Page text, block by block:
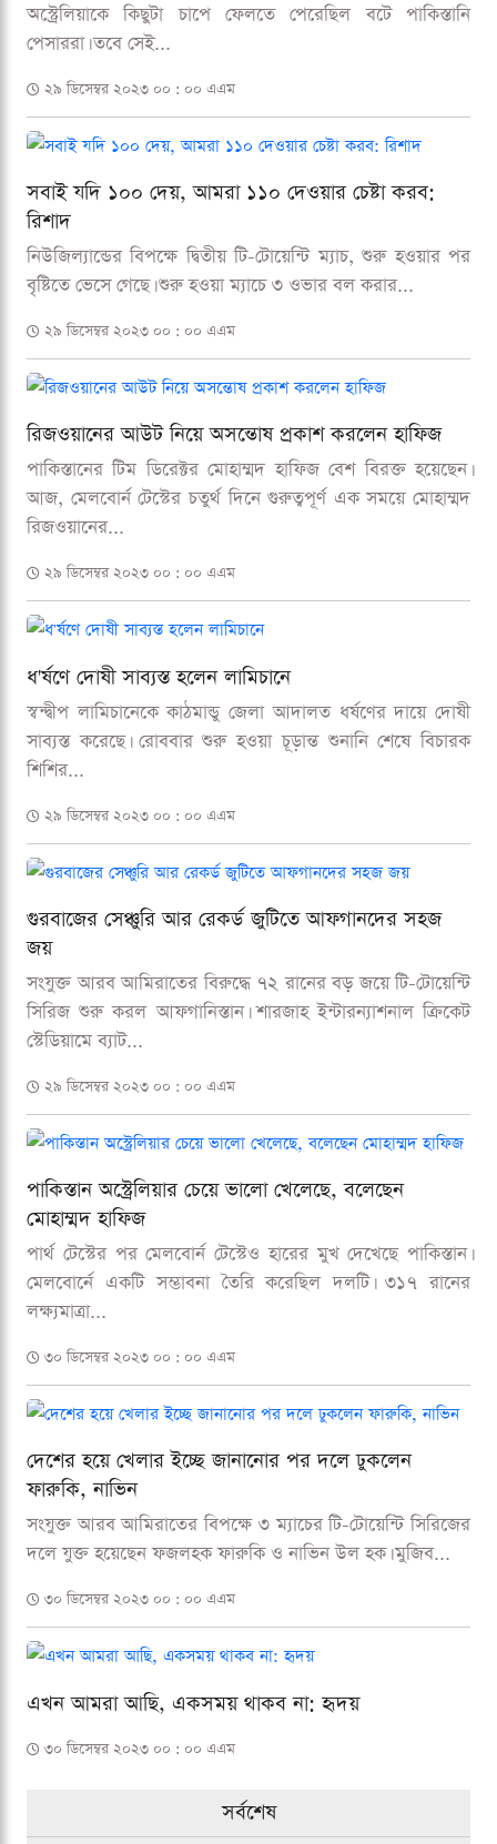
অস্ট্রেলিয়াকে কিছুটা চাপে ফেলতে পেরেছিল বটে পাকিস্তানি
পেসাররা। তবে সেই...
২৯ ডিসেম্বর ২০২৩ ০০ : ০০ এএম
সবাই যদি ১০০ দেয়, আমরা ১১০ দেওয়ার চেষ্টা করব:
রিশাদ
নিউজিল্যান্ডের বিপক্ষে দ্বিতীয় টি-টোয়েন্টি ম্যাচ, শুরু হওয়ার পর
বৃষ্টিতে ভেসে গেছে। শুরু হওয়া ম্যাচে ৩ ওভার বল করার...
২৯ ডিসেম্বর ২০২৩ ০০ : ০০ এএম
রিজওয়ানের আউট নিয়ে অসন্তোষ প্রকাশ করলেন হাফিজ
পাকিস্তানের টিম ডিরেক্টর মোহাম্মদ হাফিজ বেশ বিরক্ত হয়েছেন।
আজ, মেলবোর্ন টেস্টের চতুর্থ দিনে গুরুত্বপূর্ণ এক সময়ে মোহাম্মদ
রিজওয়ানের...
২৯ ডিসেম্বর ২০২৩ ০০ : ০০ এএম
ধ'র্ষণে দোষী সাব্যস্ত হলেন লামিচানে
স্বন্দ্বীপ লামিচানেকে কাঠমান্ডু জেলা আদালত ধর্ষণের দায়ে দোষী
সাব্যস্ত করেছে। রোববার শুরু হওয়া চূড়ান্ত শুনানি শেষে বিচারক
শিশির...
২৯ ডিসেম্বর ২০২৩ ০০ : ০০ এএম
গুরবাজের সেঞ্চুরি আর রেকর্ড জুটিতে আফগানদের সহজ
জয়
সংযুক্ত আরব আমিরাতের বিরুদ্ধে ৭২ রানের বড় জয়ে টি-টোয়েন্টি
সিরিজ শুরু করল আফগানিস্তান। শারজাহ ইন্টারন্যাশনাল ক্রিকেট
স্টেডিয়ামে ব্যাট...
২৯ ডিসেম্বর ২০২৩ ০০ : ০০ এএম
পাকিস্তান অস্ট্রেলিয়ার চেয়ে ভালো খেলেছে, বলেছেন
মোহাম্মদ হাফিজ
পার্থ টেস্টের পর মেলবোর্ন টেস্টেও হারের মুখ দেখেছে পাকিস্তান।
মেলবোর্নে একটি সম্ভাবনা তৈরি করেছিল দলটি। ৩১৭ রানের
লক্ষ্যমাত্রা...
৩০ ডিসেম্বর ২০২৩ ০০ : ০০ এএম
দেশের হয়ে খেলার ইচ্ছে জানানোর পর দলে ঢুকলেন
ফারুকি, নাভিন
সংযুক্ত আরব আমিরাতের বিপক্ষে ৩ ম্যাচের টি-টোয়েন্টি সিরিজের
দলে যুক্ত হয়েছেন ফজলহক ফারুকি ও নাভিন উল হক। মুজিব...
৩০ ডিসেম্বর ২০২৩ ০০ : ০০ এএম
এখন আমরা আছি, একসময় থাকব না: হৃদয়
৩০ ডিসেম্বর ২০২৩ ০০ : ০০ এএম
সর্বশেষ